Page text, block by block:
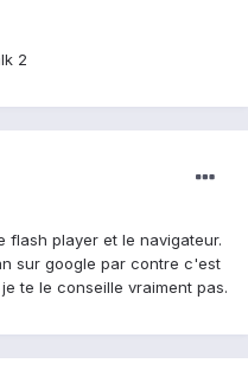
2
flash player et le navigateur.
sur google par contre c'est
te le conseille vraiment pas.